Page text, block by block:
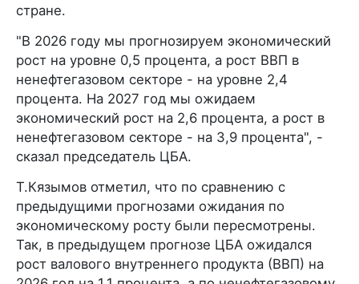
стране.
"В 2026 году мы прогнозируем экономический
рост на уровне 0,5 процента, а рост ВВП в
ненефтегазовом секторе - на уровне 2,4
процента. На 2027 год мы ожидаем
экономический рост на 2,6 процента, а рост в
ненефтегазовом секторе - на 3,9 процента", -
сказал председатель ЦБА.
Т.Кязымов отметил, что по сравнению с
предыдущими прогнозами ожидания по
экономическому росту были пересмотрены.
Так, в предыдущем прогнозе ЦБА ожидался
рост валового внутреннего продукта (ВВП) на